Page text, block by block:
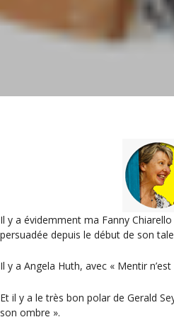
Il y a évidemment ma Fanny
persuadée depuis le début de son
Il y a Angela Huth, avec « Mentir
Et il y a le très bon polar de Gerald
son ombre ».